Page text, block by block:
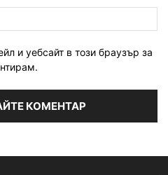
и уебсайт в този браузър за